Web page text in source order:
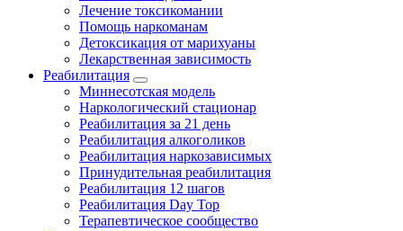
Лечение токсикомании
Помощь наркоманам
Детоксикация от марихуаны
Лекарственная зависимость
Реабилитация
Миннесотская модель
Наркологический стационар
Реабилитация за 21 день
Реабилитация алкоголиков
Реабилитация наркозависимых
Принудительная реабилитация
Реабилитация 12 шагов
Реабилитация Day Top
Терапевтическое сообщество